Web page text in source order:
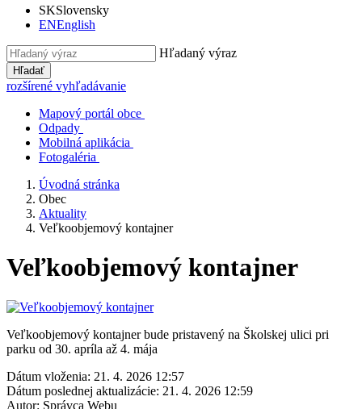
SKSlovensky
ENEnglish
Hľadaný výraz
Hľadať
rozšírené vyhľadávanie
Mapový portál obce
Odpady
Mobilná aplikácia
Fotogaléria
Úvodná stránka
Obec
Aktuality
Veľkoobjemový kontajner
Veľkoobjemový kontajner
Veľkoobjemový kontajner bude pristavený na Školskej ulici pri
parku od 30. apríla až 4. mája
Dátum vloženia: 21. 4. 2026 12:57
Dátum poslednej aktualizácie: 21. 4. 2026 12:59
Autor: Správca Webu